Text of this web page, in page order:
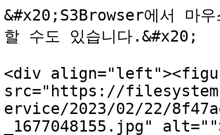
&#x20;S3Browser에서 마
할 수도 있습니다.&#x20;
<div
src="https://
ervice/2023/02/22/
_1677048155.jpg"